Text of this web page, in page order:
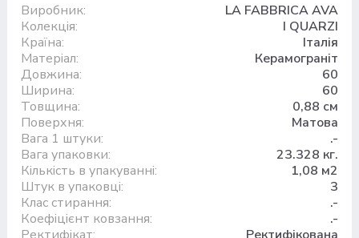
Виробник:
LA FABBRICA AVA
Колекція:
I QUARZI
Країна:
Італія
Матеріал:
Керамограніт
Довжина:
60
Ширина:
60
Товщина:
0,88 см
Поверхня:
Матова
Вага 1 штуки:
.-
Вага упаковки:
23.328 кг.
Кількість в упакуванні:
1,08 м2
Штук в упаковці:
3
Клас стирання:
.-
Коефіцієнт ковзання:
.-